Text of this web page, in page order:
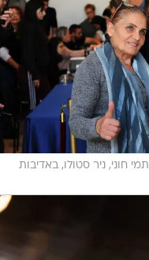
תמי חוני, ניר סטולו, באדיבות